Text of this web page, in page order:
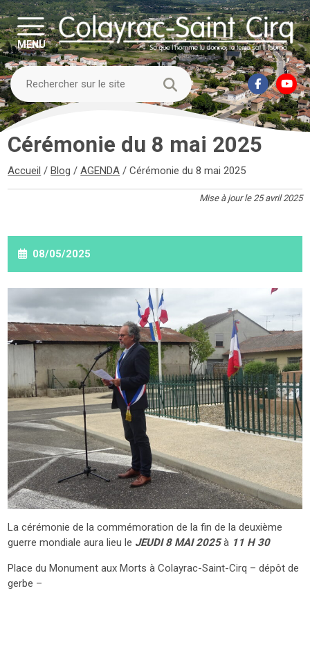
MENU
Cérémonie du 8 mai 2025
Accueil /Blog /AGENDA /Cérémonie du 8 mai 2025
Mise à jour le 25 avril 2025
08/05/2025
La cérémonie de la commémoration de la fin de la deuxième
guerre mondiale aura lieu le JEUDI 8 MAI 2025à 11 H 30
Place du Monument aux Morts à Colayrac-Saint-Cirq – dépôt de
gerbe –